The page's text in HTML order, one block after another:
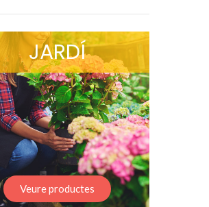
JARDÍ
Veure productes